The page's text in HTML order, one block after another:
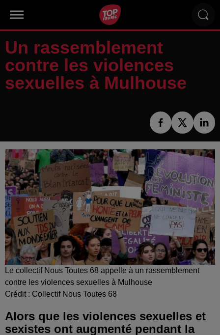
Un rassemblement
contre les violences
sexuelles à Mulhouse
Le collectif Nous Toutes 68 appelle à un rassemblement
contre les violences sexuelles à Mulhouse
Crédit : Collectif Nous Toutes 68
Alors que les violences sexuelles et
sexistes ont augmenté pendant la